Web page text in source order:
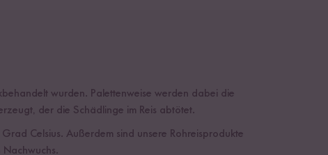
wurden. Palettenweise werden dabei die
der die Schädlinge im Reis abtötet.
Celsius. Außerdem sind unsere Rohreisprodukte
Nachwuchs.